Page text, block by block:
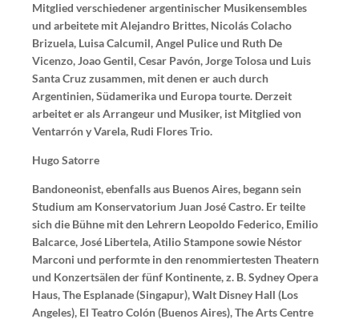
Mitglied verschiedener argentinischer Musikensembles
und arbeitete mit Alejandro Brittes, Nicolás Colacho
Brizuela, Luisa Calcumil, Angel Pulice und Ruth De
Vicenzo, Joao Gentil, Cesar Pavón, Jorge Tolosa und Luis
Santa Cruz zusammen, mit denen er auch durch
Argentinien, Südamerika und Europa tourte. Derzeit
arbeitet er als Arrangeur und Musiker, ist Mitglied von
Ventarrón y Varela, Rudi Flores Trio.
Hugo Satorre
Bandoneonist, ebenfalls aus Buenos Aires, begann sein
Studium am Konservatorium Juan José Castro. Er teilte
sich die Bühne mit den Lehrern Leopoldo Federico, Emilio
Balcarce, José Libertela, Atilio Stampone sowie Néstor
Marconi und performte in den renommiertesten Theatern
und Konzertsälen der fünf Kontinente, z. B. Sydney Opera
Haus, The Esplanade (Singapur), Walt Disney Hall (Los
Angeles), El Teatro Colón (Buenos Aires), The Arts Centre